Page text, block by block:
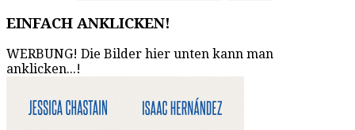
EINFACH ANKLICKEN!
WERBUNG! Die Bilder hier unten kann man
anklicken...!